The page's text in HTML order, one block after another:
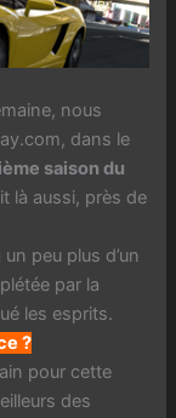
nous
dans le
saison du
là aussi, près de
peu plus d’un
par la
les esprits.
?
pour cette
des